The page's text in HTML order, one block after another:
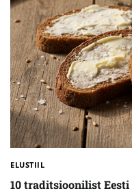
ELUSTIIL
10 traditsioonilist